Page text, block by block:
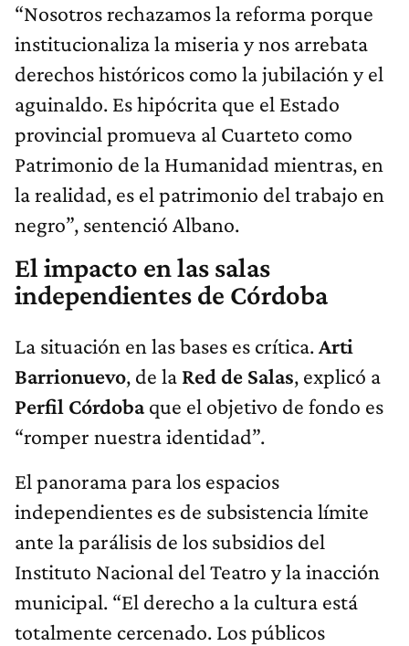
“Nosotros rechazamos la reforma porque
institucionaliza la miseria y nos arrebata
derechos históricos como la jubilación y el
aguinaldo. Es hipócrita que el Estado
provincial promueva al Cuarteto como
Patrimonio de la Humanidad mientras, en
la realidad, es el patrimonio del trabajo en
negro”, sentenció Albano.
El impacto en las salas
independientes de Córdoba
La situación en las bases es crítica.Arti
Barrionuevo, de la Red de Salas, explicó a
Perfil Córdobaque el objetivo de fondo es
“romper nuestra identidad”.
El panorama para los espacios
independientes es de subsistencia límite
ante la parálisis de los subsidios del
Instituto Nacional del Teatro y la inacción
municipal. “El derecho a la cultura está
totalmente cercenado. Los públicos